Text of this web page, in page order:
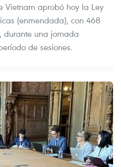
Vietnam aprobó hoy la Ley
(enmendada), con 468
durante una jornada
de sesiones.